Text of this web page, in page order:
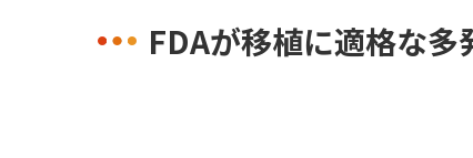
FDAが移植に適格な